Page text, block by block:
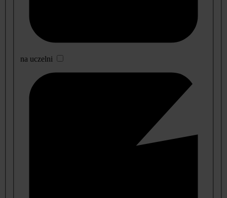
na uczelni